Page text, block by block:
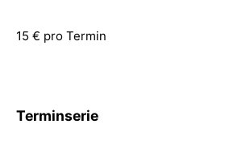
15 € pro Termin
Terminserie